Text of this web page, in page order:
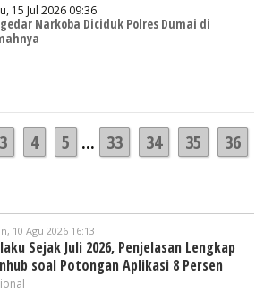
15 Jul 2026 09:36
Narkoba Diciduk Polres Dumai di
3 4 5 ... 33 34 35
36
10 Agu 2026 16:13
Sejak Juli 2026, Penjelasan Lengkap
soal Potongan Aplikasi 8 Persen